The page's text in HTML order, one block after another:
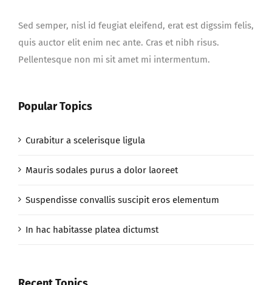
Sed semper, nisl id feugiat eleifend, erat est digssim felis,
quis auctor elit enim nec ante. Cras et nibh risus.
Pellentesque non mi sit amet mi intermentum.
Popular Topics
Curabitur a scelerisque ligula
Mauris sodales purus a dolor laoreet
Suspendisse convallis suscipit eros elementum
In hac habitasse platea dictumst